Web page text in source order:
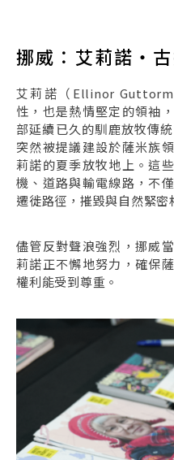
挪威：艾莉諾・
艾莉諾（Ellinor
性，也是熱情堅定的領袖
部延續已久的馴鹿放牧傳
突然被提議建設於薩米族
莉諾的夏季放牧地上。這
機、道路與輸電線路，不
遷徙路徑，摧毀與自然緊密
儘管反對聲浪強烈，挪威
莉諾正不懈地努力，確保
權利能受到尊重。